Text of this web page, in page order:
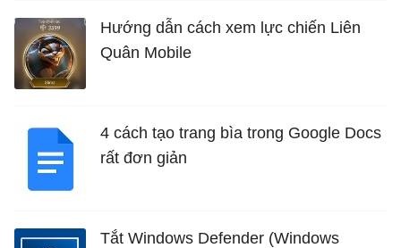
Hướng dẫn cách xem lực chiến Liên
Quân Mobile
4 cách tạo trang bìa trong Google Docs
rất đơn giản
Tắt Windows Defender (Windows